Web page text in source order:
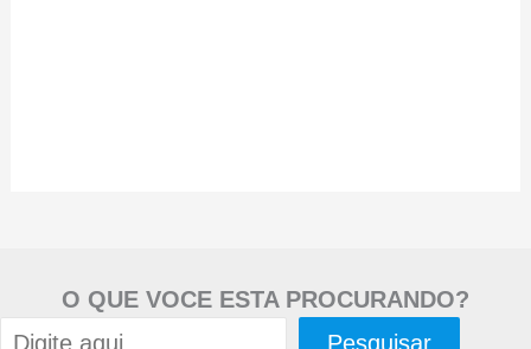
O QUE VOCE ESTA PROCURANDO?
Pesquisar